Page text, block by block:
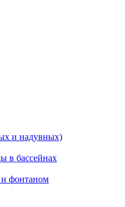
и надувных)
в бассейнах
и фонтаном